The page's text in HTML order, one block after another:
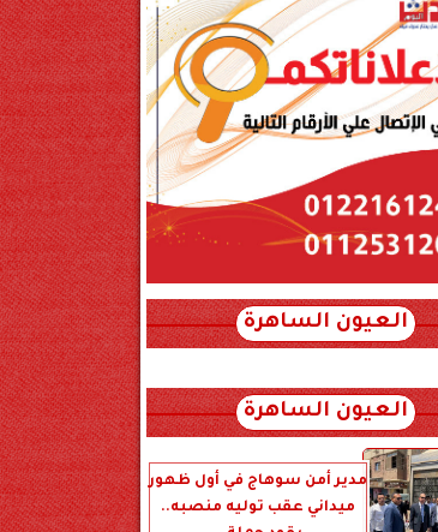
العيون الساهرة
xml_json/rss/~12.xml x0n
العيون الساهرة
مدير أمن سوهاج في أول ظهور
ميداني عقب توليه منصبه..